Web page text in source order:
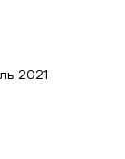
2021